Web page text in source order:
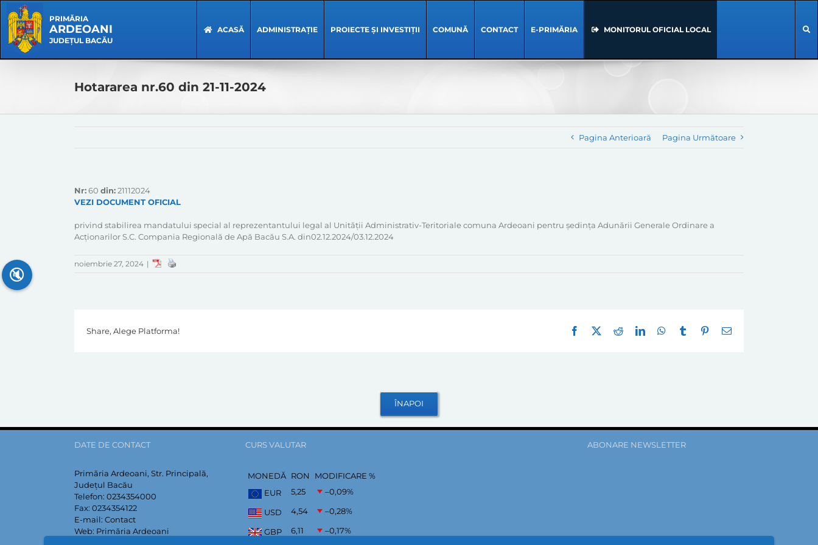
content
Navigation
PRIMĂRIA
ARDEOANI
JUDEȚUL BACĂU
ACASĂ ADMINISTRAȚIE PROIECTE ȘI INVESTIȚII COMUNĂ CONTACT E-PRIMĂRIA MONITORUL OFICIAL LOCAL
Hotararea nr.60 din 21-11-2024
Pagina Anterioară Pagina Următoare
Nr:60 din:21112024
VEZI DOCUMENT OFICIAL
privind stabilirea mandatului special al reprezentantului legal al Unității Administrativ-Teritoriale comuna Ardeoani pentru ședința Adunării Generale Ordinare a
Acționarilor S.C. Compania Regională de Apă Bacău S.A. din02.12.2024/03.12.2024
noiembrie 27, 2024 |
Share, Alege Platforma! Facebook RedditLinkedInWhatsApp
Tumblr Pinterest
E-
DATE DE CONTACT
Primăria Ardeoani, Str. Principală,
Județul Bacău
Telefon: 0234354000
Fax: 0234354122
E-mail: Contact
Web: Primăria Ardeoani
CURS VALUTAR
MONEDĂ RON
MODIFICARE %
EUR
5,25 –0,09%
USD 4,54 –0,28%
GBP 6,11 –0,17%
ABONARE NEWSLETTER
🔇